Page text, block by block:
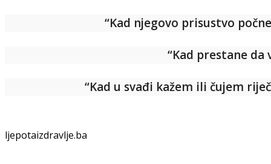
“Kad njegovo prisustvo
“Kad prestane
“Kad u svađi kažem ili čujem
ljepotaizdravlje.ba